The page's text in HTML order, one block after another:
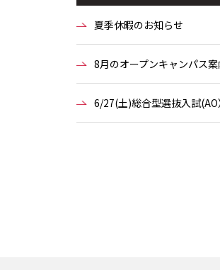
夏季休暇のお知らせ
8月のオープンキャンパス
6/27(土)総合型選抜入試